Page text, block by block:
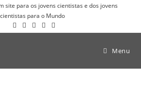
site para os jovens cientistas e dos jovens
cientistas para o Mundo
Menu